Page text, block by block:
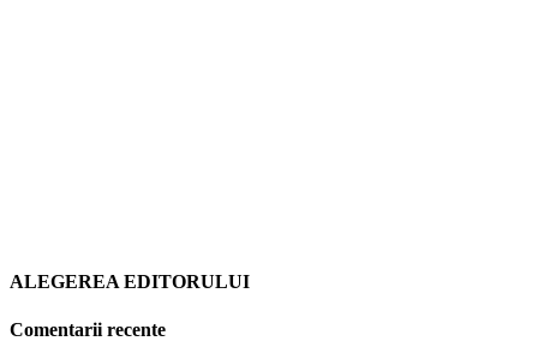
ALEGEREA EDITORULUI
Comentarii recente